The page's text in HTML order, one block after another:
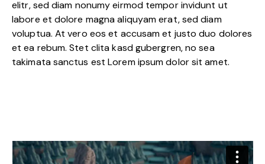
elitr, sed diam nonumy eirmod tempor invidunt ut
labore et dolore magna aliquyam erat, sed diam
voluptua. At vero eos et accusam et justo duo dolores
et ea rebum. Stet clita kasd gubergren, no sea
takimata sanctus est Lorem ipsum dolor sit amet.